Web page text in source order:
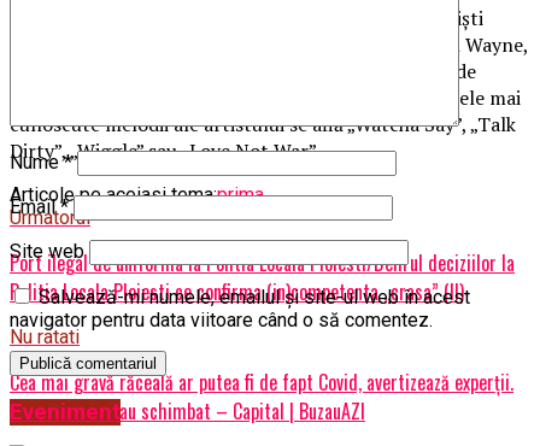
Pe lângă piesele proprii, el scris melodii pentru artiști
cunoscuți, printre care Diddy, Sean Kingston sau Lil Wayne,
după care a devenit artist solo. Și-a lansat albumul de
debut în 2020, numit chiar „Jason Derulo”. Printre cele mai
cunoscute melodii ale artistului se află „Watcha Say”, „Talk
Dirty”, „Wiggle” sau „Love Not War”.
Articole pe aceiasi tema:prima
Urmatorul
Port ilegal de uniforma la Politia Locala Ploiesti/Delirul deciziilor la
Politia Locala Ploiesti ce confirma (in)competenta „crasa” (II)
Nu ratati
Cea mai gravă răceală ar putea fi de fapt Covid, avertizează experții.
Simptomele s-au schimbat – Capital | BuzauAZI
Nume*
Email*
Site web
Salvează-mi numele, emailul și site-ul web în acest
navigator pentru data viitoare când o să comentez.
Eveniment